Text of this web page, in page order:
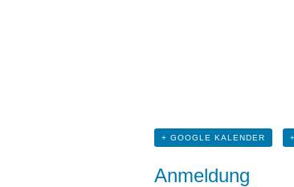
+ GOOGLE KALENDER
Anmeldung